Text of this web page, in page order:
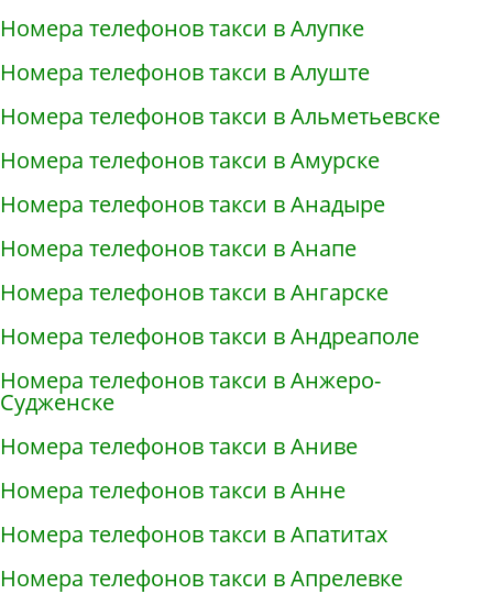
Номера телефонов такси в Алупке
Номера телефонов такси в Алуште
Номера телефонов такси в Альметьевске
Номера телефонов такси в Амурске
Номера телефонов такси в Анадыре
Номера телефонов такси в Анапе
Номера телефонов такси в Ангарске
Номера телефонов такси в Андреаполе
Номера телефонов такси в Анжеро-
Судженске
Номера телефонов такси в Аниве
Номера телефонов такси в Анне
Номера телефонов такси в Апатитах
Номера телефонов такси в Апрелевке